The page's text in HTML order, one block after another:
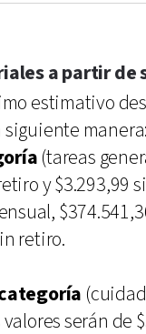
a partir de
estimativo
(tareas
y $3.293,99
retiro.
serán de